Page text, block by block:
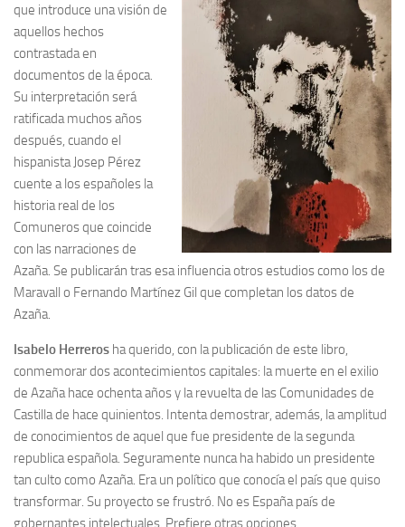
que introduce una visión de
aquellos hechos
contrastada en
documentos de la época.
Su interpretación será
ratificada muchos años
después, cuando el
hispanista Josep Pérez
cuente a los españoles la
historia real de los
Comuneros que coincide
con las narraciones de
Azaña. Se publicarán tras esa influencia otros estudios como los de
Maravall o Fernando Martínez Gil que completan los datos de
Azaña.
Isabelo Herreros ha querido, con la publicación de este libro,
conmemorar dos acontecimientos capitales: la muerte en el exilio
de Azaña hace ochenta años y la revuelta de las Comunidades de
Castilla de hace quinientos. Intenta demostrar, además, la amplitud
de conocimientos de aquel que fue presidente de la segunda
republica española. Seguramente nunca ha habido un presidente
tan culto como Azaña. Era un político que conocía el país que quiso
transformar. Su proyecto se frustró. No es España país de
gobernantes intelectuales. Prefiere otras opciones.